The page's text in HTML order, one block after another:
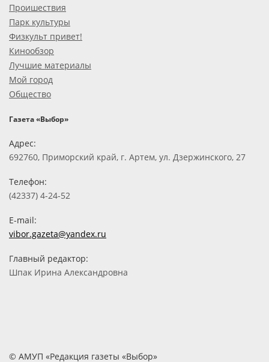
Проишествия
Парк культуры
Физкульт привет!
Кинообзор
Лучшие материалы
Мой город
Общество
Газета «Выбор»
Адрес:
692760, Приморский край, г. Артем, ул. Дзержинского, 27
Телефон:
(42337) 4-24-52
E-mail:
vibor.gazeta@yandex.ru
Главный редактор:
Шпак Ирина Александровна
© АМУП «Редакция газеты «Выбор»